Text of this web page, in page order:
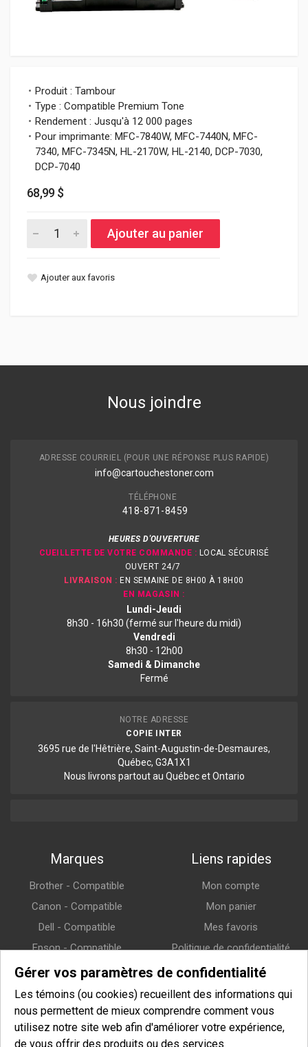
Produit : Tambour
Type : Compatible Premium Tone
Rendement : Jusqu'à 12 000 pages
Pour imprimante: MFC-7840W, MFC-7440N, MFC-
7340, MFC-7345N, HL-2170W, HL-2140, DCP-7030,
DCP-7040
68,99 $
Ajouter au panier
Ajouter aux favoris
Nous joindre
ADRESSE COURRIEL (POUR UNE RÉPONSE PLUS RAPIDE)
info@cartouchestoner.com
TÉLÉPHONE
418-871 -8459
HEURES D'OUVERTURE
CUEILLETTE DE VOTRE COMMANDE : LOCAL SÉCURISÉ
OUVERT 24/7
LIVRAISON : EN SEMAINE DE 8H00 À 18H00
EN MAGASIN :
Lundi-Jeudi
8h30 - 16h30 (fermé sur l'heure du midi)
Vendredi
8h30 - 12h00
Samedi & Dimanche
Fermé
NOTRE ADRESSE
COPIE INTER
3695 rue de l'Hêtrière, Saint-Augustin-de-Desmaures,
Québec, G3A1X1
Nous livrons partout au Québec et Ontario
Marques
Brother - Compatible
Canon - Compatible
Dell - Compatible
Epson - Compatible
HP (Hewlett-Packard) -
Compatible
Lexmark - Compatible
Samsung - Compatible
Xerox - Compatible
Liens rapides
Mon compte
Mon panier
Mes favoris
Politique de confidentialité
Politique de retour
Politique de livraison
Gérer vos paramètres de confidentialité
Les témoins (ou cookies) recueillent des informations qui
nous permettent de mieux comprendre comment vous
utilisez notre site web afin d'améliorer votre expérience,
de vous offrir des produits ou des services